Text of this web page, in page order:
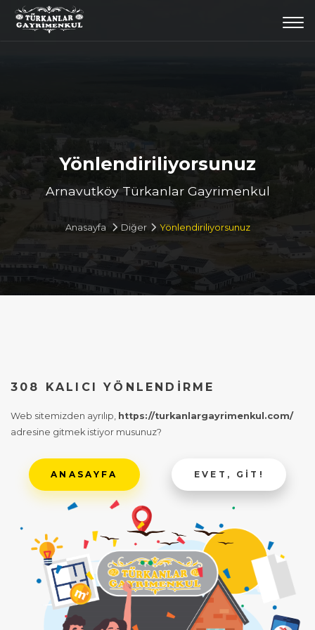
Yönlendiriliyorsunuz
Arnavutköy Türkanlar Gayrimenkul
Anasayfa Diğer Yönlendiriliyorsunuz
308 KALICI YÖNLENDIRME
Web sitemizden ayrılıp, https://turkanlargayrimenkul.com/
adresine gitmek istiyor musunuz?
ANASAYFA EVET, GIT!